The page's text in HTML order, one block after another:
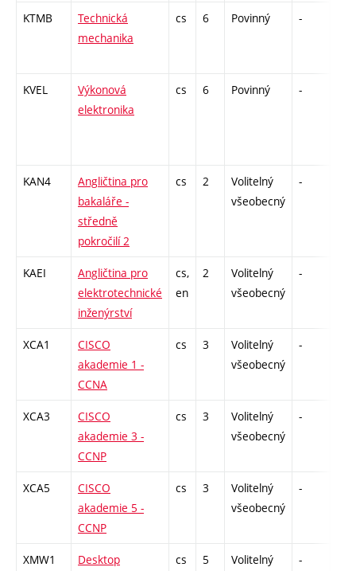
KTMB
Technická
mechanika
cs 6 Povinný -
KVEL
Výkonová
elektronika
cs 6 Povinný -
KAN4
Angličtina pro
bakaláře -
středně
pokročilí 2
cs 2
Volitelný
všeobecný
-
KAEI
Angličtina pro
elektrotechnické
inženýrství
cs,
en
2
Volitelný
všeobecný
-
XCA1
CISCO
akademie 1 -
CCNA
cs 3
Volitelný
všeobecný
-
XCA3
CISCO
akademie 3 -
CCNP
cs 3
Volitelný
všeobecný
-
XCA5
CISCO
akademie 5 -
CCNP
cs 3
Volitelný
všeobecný
-
XMW1
Desktop
cs 5
Volitelný
-